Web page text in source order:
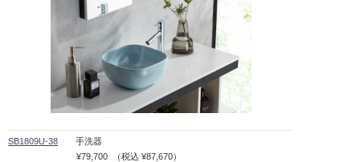
SB1809U-38
手洗器
¥79,700
（税込 ¥87,670）